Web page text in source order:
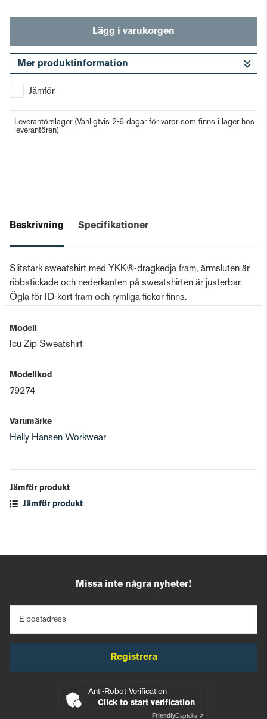
Lägg i varukorgen
Mer produktinformation
Jämför
Leverantörslager (Vanligtvis 2-6 dagar för varor som finns i lager hos
leverantören)
Beskrivning Specifikationer
Slitstark sweatshirt med YKK®-dragkedja fram, ärmsluten är
ribbstickade och nederkanten på sweatshirten är justerbar.
Ögla för ID-kort fram och rymliga fickor finns.
Modell
Icu Zip Sweatshirt
Modellkod
79274
Varumärke
Helly Hansen Workwear
Jämför produkt
Jämför produkt
Missa inte några nyheter!
E-postadress
Registrera
Anti-Robot Verification
Click to start verification
FriendlyCaptcha ⇗